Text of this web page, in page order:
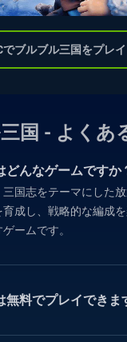
でブルブル三国をプレイ
国 - よくあ
どんなゲームですか
三国志をテーマにした
成し、戦略的な編成
ームです。
無料でプレイできま